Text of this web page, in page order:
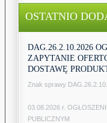
OSTATNIO
DAG.26.2.10.2026
ZAPYTANIE
DOSTAWĘ
Znak sprawy
03.08.2026 r.
PUBLICZNYM